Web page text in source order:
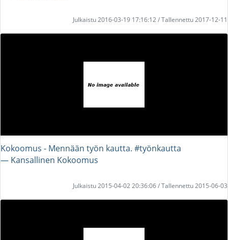
Julkaistu 2016-03-19 17:16:12 / Tallennettu 2017-12-11
Kokoomus - Mennään työn kautta. #työnkautta
― Kansallinen Kokoomus
Julkaistu 2015-04-02 20:36:06 / Tallennettu 2015-06-03